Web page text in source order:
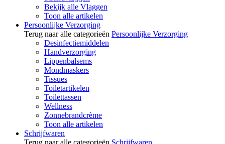
Bekijk alle Vlaggen
Toon alle artikelen
Persoonlijke Verzorging
Terug naar alle categorieën Persoonlijke Verzorging
Desinfectiemiddelen
Handverzorging
Lippenbalsems
Mondmaskers
Tissues
Toiletartikelen
Toilettassen
Wellness
Zonnebrandcrème
Toon alle artikelen
Schrijfwaren
Terug naar alle categorieën Schrijfwaren